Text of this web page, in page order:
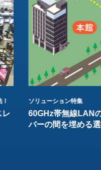
レ
ソリューション特集
60GHz帯無線LAN
バーの間を埋める